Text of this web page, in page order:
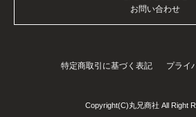
お問い合わせ
特定商取引に基づく表記 プライ
Copyright(C)丸兄商社 All Right